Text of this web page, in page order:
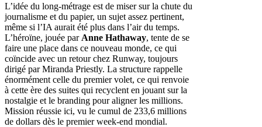
L’idée du long-métrage est de miser sur la chute du
journalisme et du papier, un sujet assez pertinent,
même si l’IA aurait été plus dans l’air du temps.
L’héroïne, jouée par Anne Hathaway, tente de se
faire une place dans ce nouveau monde, ce qui
coïncide avec un retour chez Runway, toujours
dirigé par Miranda Priestly. La structure rappelle
énormément celle du premier volet, ce qui renvoie
à cette ère des suites qui recyclent en jouant sur la
nostalgie et le branding pour aligner les millions.
Mission réussie ici, vu le cumul de 233,6 millions
de dollars dès le premier week-end mondial.